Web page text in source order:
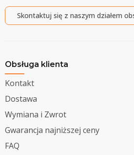
Skontaktuj się z naszym działem
Obsługa klienta
Kontakt
Dostawa
Wymiana i Zwrot
Gwarancja najniższej ceny
FAQ